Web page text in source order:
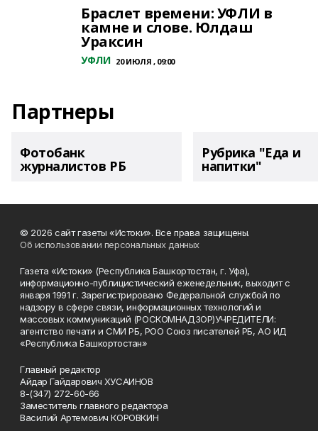
Браслет времени: УФЛИ в
камне и слове. Юлдаш
Ураксин
УФЛИ 20 ИЮЛЯ , 09:00
Партнеры
Фотобанк
журналистов РБ
Рубрика "Еда и
напитки"
© 2026 сайт газеты «Истоки». Все права защищены.
Об использовании персональных данных
Газета «Истоки» (Республика Башкортостан, г. Уфа),
информационно-публицистический еженедельник, выходит с
января 1991 г. Зарегистрировано Федеральной службой по
надзору в сфере связи, информационных технологий и
массовых коммуникаций (РОСКОМНАДЗОР)УЧРЕДИТЕЛИ:
агентство печати и СМИ РБ, РОО Союз писателей РБ, АО ИД
«Республика Башкортостан»
Главный редактор
Айдар Гайдарович ХУСАИНОВ
8-(347) 272-60-66
Заместитель главного редактора
Василий Артемович КОРОВКИН